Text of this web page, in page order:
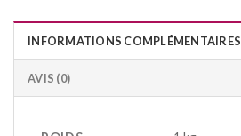
INFORMATIONS COMPLÉMENTAIRES
AVIS (0)